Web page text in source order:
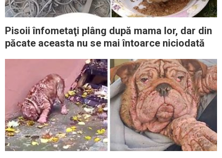
Pisoii înfometaţi plâng după mama lor, dar din
păcate aceasta nu se mai întoarce niciodată